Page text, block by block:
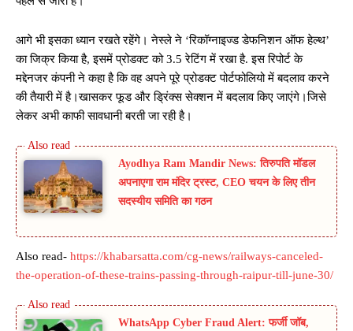
आगे भी इसका ध्यान रखते रहेंगे। नेस्ले ने ‘रिकॉग्नाइज्ड डेफनिशन ऑफ हेल्थ’
का जिक्र किया है, इसमें प्रोडक्ट को 3.5 रेटिंग में रखा है. इस रिपोर्ट के
मद्देनजर कंपनी ने कहा है कि वह अपने पूरे प्रोडक्ट पोर्टफोलियो में बदलाव करने
की तैयारी में है।खासकर फूड और ड्रिंक्स सेक्शन में बदलाव किए जाएंगे।जिसे
लेकर अभी काफी सावधानी बरती जा रही है।
Ayodhya Ram Mandir News: तिरुपति मॉडल
अपनाएगा राम मंदिर ट्रस्ट, CEO चयन के लिए तीन
सदस्यीय समिति का गठन
Also read- https://khabarsatta.com/cg-news/railways-canceled-
the-operation-of-these-trains-passing-through-raipur-till-june-30/
WhatsApp Cyber Fraud Alert: फर्जी जॉब,